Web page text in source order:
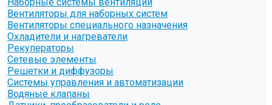
Вентиляторы для наборных систем
Вентиляторы специального назначения
Охладители и нагреватели
Рекуператоры
Сетевые элементы
Решетки и диффузоры
Системы управления и автоматизации
Водяные клапаны